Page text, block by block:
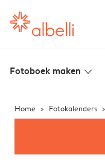
Fotoboek maken slim_arrow_down
Home Fotokalenders